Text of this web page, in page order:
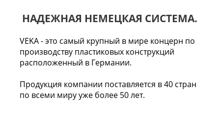
НАДЕЖНАЯ НЕМЕЦКАЯ СИСТЕМА.
VEKA - это самый крупный в мире концерн по
производству пластиковых конструкций
расположенный в Германии.
Продукция компании поставляется в 40 стран
по всеми миру уже более 50 лет.